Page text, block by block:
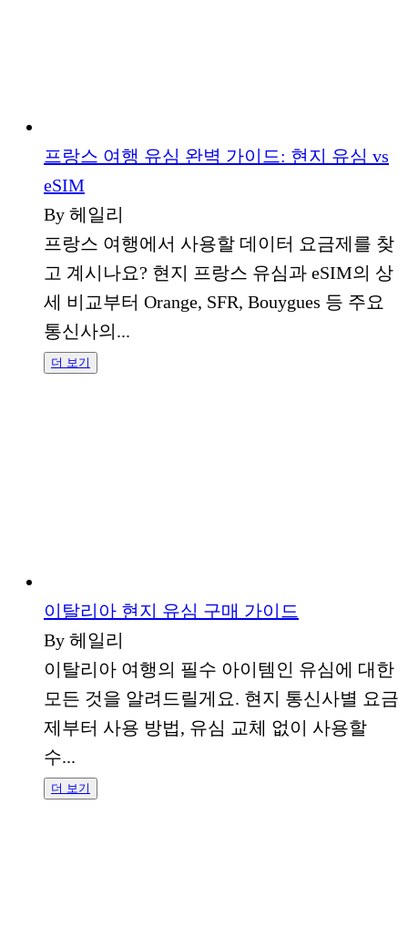
프랑스 여행 유심 완벽 가이드: 현지 유심 vs
eSIM
By 헤일리
프랑스 여행에서 사용할 데이터 요금제를 찾
고 계시나요? 현지 프랑스 유심과 eSIM의 상
세 비교부터 Orange, SFR, Bouygues 등 주요
통신사의...
더 보기
이탈리아 현지 유심 구매 가이드
By 헤일리
이탈리아 여행의 필수 아이템인 유심에 대한
모든 것을 알려드릴게요. 현지 통신사별 요금
제부터 사용 방법, 유심 교체 없이 사용할
수...
더 보기